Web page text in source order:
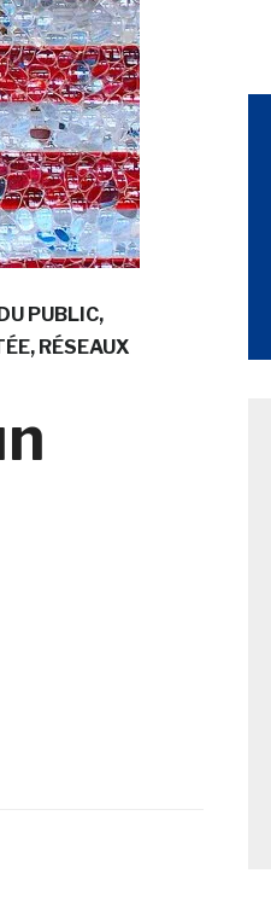
PUBLIC
RÉSEAUX